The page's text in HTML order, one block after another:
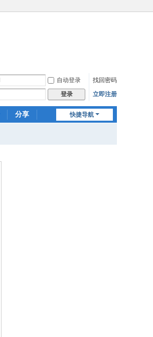
自动登录
找回密码
登录 立即注册
快捷导航
分享